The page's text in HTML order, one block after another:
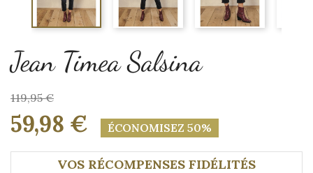
Jean Timea Salsina
119,95 €
59,98 € ÉCONOMISEZ 50%
VOS RÉCOMPENSES FIDÉLITÉS